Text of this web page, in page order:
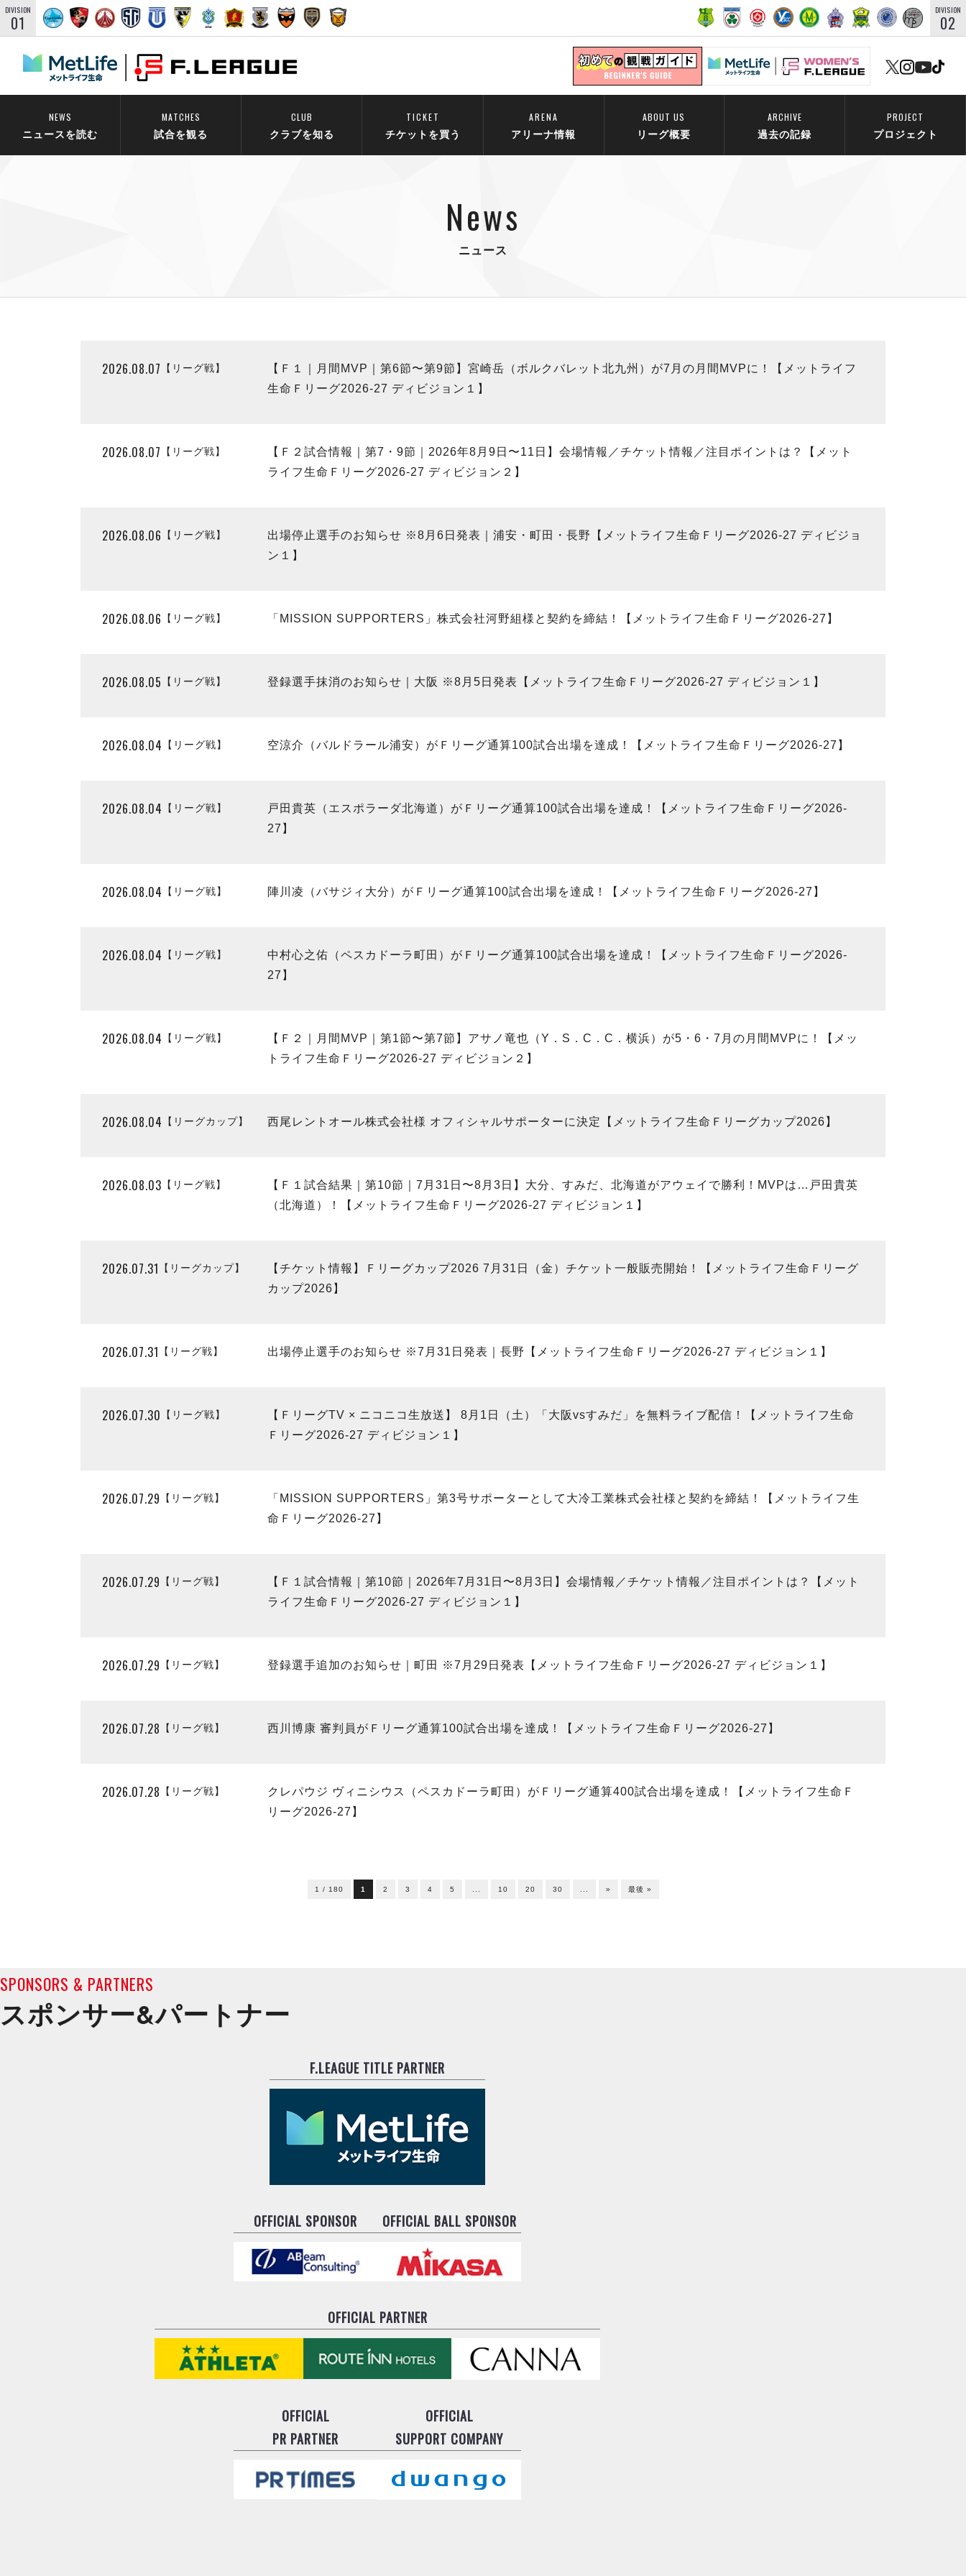
DIVISION
01
DIVISION
02
NEWS
ニュースを読む
MATCHES
試合を観る
CLUB
クラブを知る
TICKET
チケットを買う
ARENA
アリーナ情報
ABOUT US
リーグ概要
ARCHIVE
過去の記録
PROJECT
プロジェクト
News
ニュース
2026.08.07 【リーグ戦】
【Ｆ１｜月間MVP｜第6節〜第9節】宮崎岳（ボルクバレット北九州）が7月の月間MVPに！【メットライフ
生命Ｆリーグ2026-27 ディビジョン１】
2026.08.07 【リーグ戦】
【Ｆ２試合情報｜第7・9節｜2026年8月9日〜11日】会場情報／チケット情報／注目ポイントは？【メット
ライフ生命Ｆリーグ2026-27 ディビジョン２】
2026.08.06 【リーグ戦】
出場停止選手のお知らせ ※8月6日発表｜浦安・町田・長野【メットライフ生命Ｆリーグ2026-27 ディビジョ
ン１】
2026.08.06 【リーグ戦】 「MISSION SUPPORTERS」株式会社河野組様と契約を締結！【メットライフ生命Ｆリーグ2026-27】
2026.08.05 【リーグ戦】 登録選手抹消のお知らせ｜大阪 ※8月5日発表【メットライフ生命Ｆリーグ2026-27 ディビジョン１】
2026.08.04 【リーグ戦】 空涼介（バルドラール浦安）がＦリーグ通算100試合出場を達成！【メットライフ生命Ｆリーグ2026-27】
2026.08.04 【リーグ戦】
戸田貴英（エスポラーダ北海道）がＦリーグ通算100試合出場を達成！【メットライフ生命Ｆリーグ2026-
27】
2026.08.04 【リーグ戦】 陣川凌（バサジィ大分）がＦリーグ通算100試合出場を達成！【メットライフ生命Ｆリーグ2026-27】
2026.08.04 【リーグ戦】
中村心之佑（ペスカドーラ町田）がＦリーグ通算100試合出場を達成！【メットライフ生命Ｆリーグ2026-
27】
2026.08.04 【リーグ戦】
【Ｆ２｜月間MVP｜第1節〜第7節】アサノ竜也（Y．S．C．C．横浜）が5・6・7月の月間MVPに！【メッ
トライフ生命Ｆリーグ2026-27 ディビジョン２】
2026.08.04 【リーグカップ】 西尾レントオール株式会社様 オフィシャルサポーターに決定【メットライフ生命Ｆリーグカップ2026】
2026.08.03 【リーグ戦】
【Ｆ１試合結果｜第10節｜7月31日〜8月3日】大分、すみだ、北海道がアウェイで勝利！MVPは…戸田貴英
（北海道）！【メットライフ生命Ｆリーグ2026-27 ディビジョン１】
2026.07.31 【リーグカップ】
【チケット情報】Ｆリーグカップ2026 7月31日（金）チケット一般販売開始！【メットライフ生命Ｆリーグ
カップ2026】
2026.07.31 【リーグ戦】 出場停止選手のお知らせ ※7月31日発表｜長野【メットライフ生命Ｆリーグ2026-27 ディビジョン１】
2026.07.30 【リーグ戦】
【ＦリーグTV × ニコニコ生放送】 8月1日（土）「大阪vsすみだ」を無料ライブ配信！【メットライフ生命
Ｆリーグ2026-27 ディビジョン１】
2026.07.29 【リーグ戦】
「MISSION SUPPORTERS」第3号サポーターとして大冷工業株式会社様と契約を締結！【メットライフ生
命Ｆリーグ2026-27】
2026.07.29 【リーグ戦】
【Ｆ１試合情報｜第10節｜2026年7月31日〜8月3日】会場情報／チケット情報／注目ポイントは？【メット
ライフ生命Ｆリーグ2026-27 ディビジョン１】
2026.07.29 【リーグ戦】 登録選手追加のお知らせ｜町田 ※7月29日発表【メットライフ生命Ｆリーグ2026-27 ディビジョン１】
2026.07.28 【リーグ戦】 西川博康 審判員がＦリーグ通算100試合出場を達成！【メットライフ生命Ｆリーグ2026-27】
2026.07.28 【リーグ戦】
クレパウジ ヴィニシウス（ペスカドーラ町田）がＦリーグ通算400試合出場を達成！【メットライフ生命Ｆ
リーグ2026-27】
1 / 180 1 2 3 4 5 10 20 30 » 最後 »
SPONSORS & PARTNERS
スポンサー&パートナー
F.LEAGUE TITLE PARTNER
OFFICIAL SPONSOR OFFICIAL BALL SPONSOR
OFFICIAL PARTNER
OFFICIAL
PR PARTNER
OFFICIAL
SUPPORT COMPANY